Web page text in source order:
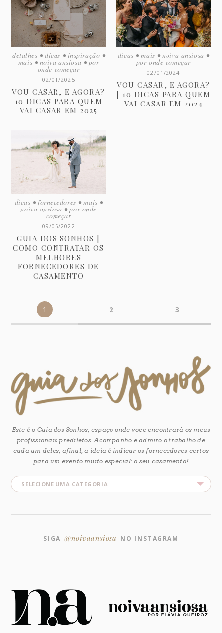
detalhes • dicas • inspiração •
mais • noiva ansiosa • por
onde começar
02/01/2025
VOU CASAR, E AGORA?
10 DICAS PARA QUEM
VAI CASAR EM 2025
dicas • mais • noiva ansiosa •
por onde começar
02/01/2024
VOU CASAR, E AGORA?
| 10 DICAS PARA QUEM
VAI CASAR EM 2024
dicas • fornecedores • mais •
noiva ansiosa • por onde
começar
09/06/2022
GUIA DOS SONHOS |
COMO CONTRATAR OS
MELHORES
FORNECEDORES DE
CASAMENTO
1 2 3
Este é o Guia dos Sonhos, espaço onde você encontrará os meus
profissionais prediletos. Acompanho e admiro o trabalho de
cada um deles, afinal, a ideia é indicar os fornecedores certos
para um evento muito especial: o seu casamento!
SIGA @noivaansiosa NO INSTAGRAM